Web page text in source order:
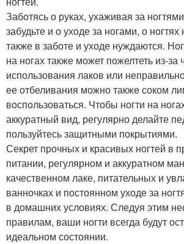
Заботясь о руках, ухаживая за
забудьте и о уходе за ногами, о
также в заботе и уходе нуждаются.
на ногах также может пожелтеть из-за
использования лаков или
ее отбеливания можно также соком
воспользоваться. Чтобы ногти на
аккуратный вид, регулярно делайте
пользуйтесь защитными покрытиями.
Секрет прочных и красивых ногтей в
питании, регулярном и аккуратном
качественном лаке, питательных и
ванночках и постоянном уходе за
в домашних условиях. Следуя этим
правилам, ваши ногти всегда будут
идеальном состоянии.